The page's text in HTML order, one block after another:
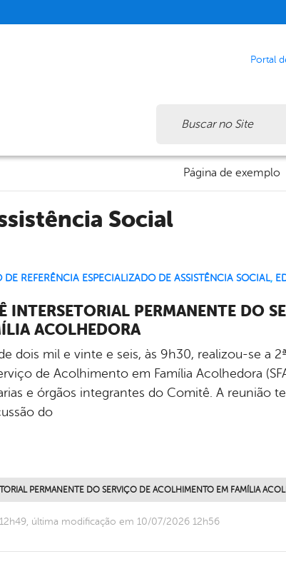
Portal
Página de exemplo
Social
DE REFERÊNCIA ESPECIALIZADO DE ASSISTÊNCIA SOCIAL,
PERMANENTE DO
ACOLHEDORA
dois mil e vinte e seis, às 9h30, realizou-se a
de Acolhimento em Família Acolhedora
e órgãos integrantes do Comitê. A reunião
do
PERMANENTE DO SERVIÇO DE ACOLHIMENTO EM FAMÍLIA
última modificação em 10/07/2026 12h56